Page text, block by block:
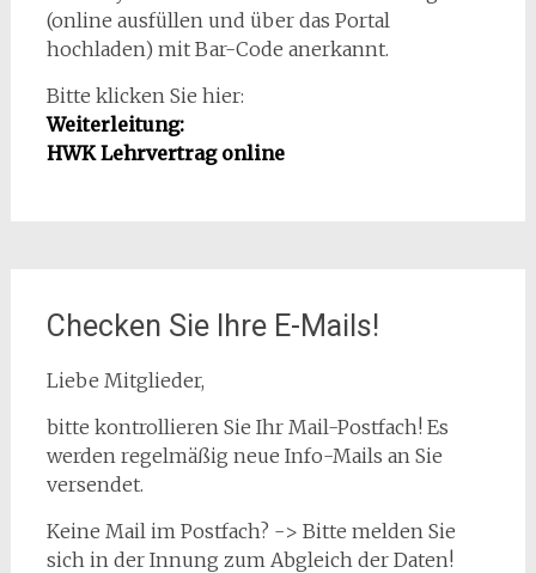
(online ausfüllen und über das Portal
hochladen) mit Bar-Code anerkannt.
Bitte klicken Sie hier:
Weiterleitung:
HWK Lehrvertrag online
Checken Sie Ihre E-Mails!
Liebe Mitglieder,
bitte kontrollieren Sie Ihr Mail-Postfach! Es
werden regelmäßig neue Info-Mails an Sie
versendet.
Keine Mail im Postfach? -> Bitte melden Sie
sich in der Innung zum Abgleich der Daten!